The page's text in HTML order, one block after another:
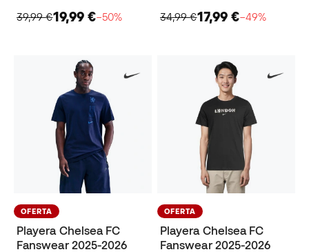
39,99 €19,99 €−50%
34,99 €17,99 €−49%
OFERTA
Playera Chelsea FC
Fanswear 2025-2026
OFERTA
Playera Chelsea FC
Fanswear 2025-2026